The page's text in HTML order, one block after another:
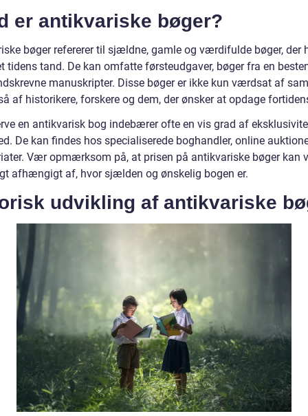
er antikvariske bøger?
bøger refererer til sjældne, gamle og værdifulde bøger, der
tidens tand. De kan omfatte førsteudgaver, bøger fra en
manuskripter. Disse bøger er ikke kun værdsat af
af historikere, forskere og dem, der ønsker at opdage
en antikvarisk bog indebærer ofte en vis grad af
De kan findes hos specialiserede boghandler, online
Vær opmærksom på, at prisen på antikvariske bøger kan
afhængigt af, hvor sjælden og ønskelig bogen er.
udvikling af antikvariske